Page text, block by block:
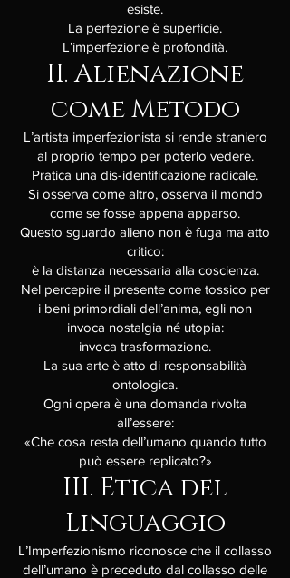
esiste.
La perfezione è superficie.
L’imperfezione è profondità.
II. Alienazione
come Metodo
L’artista imperfezionista si rende straniero
al proprio tempo per poterlo vedere.
Pratica una dis-identificazione radicale.
Si osserva come altro, osserva il mondo
come se fosse appena apparso.
Questo sguardo alieno non è fuga ma atto
critico:
è la distanza necessaria alla coscienza.
Nel percepire il presente come tossico per
i beni primordiali dell’anima, egli non
invoca nostalgia né utopia:
invoca trasformazione.
La sua arte è atto di responsabilità
ontologica.
Ogni opera è una domanda rivolta
all’essere:
«Che cosa resta dell’umano quando tutto
può essere replicato?»
III. Etica del
Linguaggio
L’Imperfezionismo riconosce che il collasso
dell’umano è preceduto dal collasso delle